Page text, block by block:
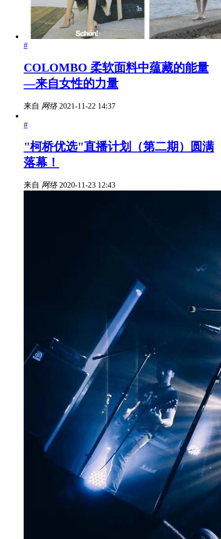
#
COLOMBO 柔软面料中蕴藏的能量
—来自女性的力量
来自 网络 2021-11-22 14:37
#
"柯桥优选"直播计划（第二期）圆满
落幕！
来自 网络 2020-11-23 12:43